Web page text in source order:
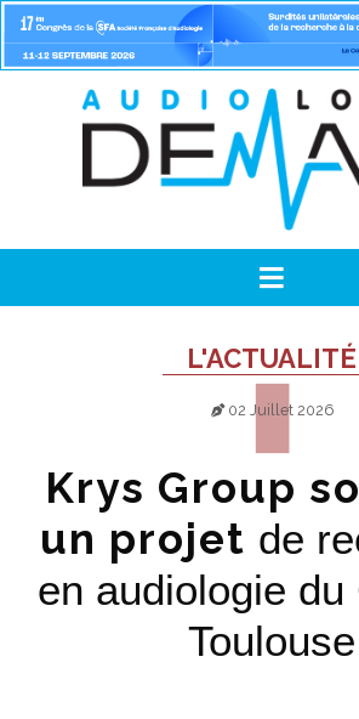
L'ACTUALITÉ
02 Juillet 2026
Krys Group
un projet de
en audiologie du
Toulouse